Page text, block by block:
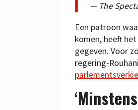
— The
Een patroon
komen, heeft
gegeven. Voor
regering-